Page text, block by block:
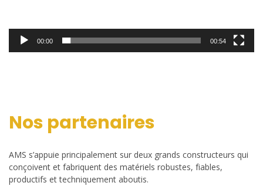
00:00 00:54
Nos partenaires
AMS s’appuie principalement sur deux grands constructeurs qui
conçoivent et fabriquent des matériels robustes, fiables,
productifs et techniquement aboutis.